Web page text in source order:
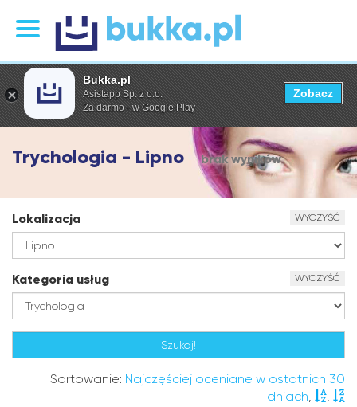
Trychologia - Lipno brak wyników
Lokalizacja WYCZYŚĆ
Kategoria usług WYCZYŚĆ
Sortowanie: Najczęściej oceniane w ostatnich 30
dniach, ,
Bukka.pl
Asistapp Sp. z o.o.
Za darmo - w Google Play
Zobacz